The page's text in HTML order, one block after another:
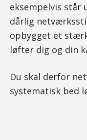
eksempelvis står
dårlig
opbygget et
løfter dig og din
Du skal derfor
systematisk bed